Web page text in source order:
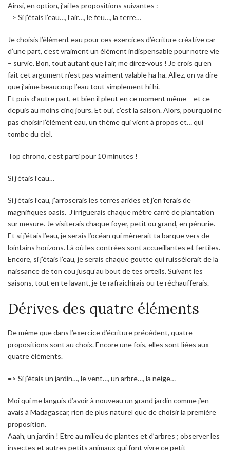
Ainsi, en option, j’ai les propositions suivantes :
=> Si j’étais l’eau…, l’air…, le feu…, la terre…
Je choisis l’élément eau pour ces exercices d’écriture créative car
d’une part, c’est vraiment un élément indispensable pour notre vie
– survie. Bon, tout autant que l’air, me direz-vous ! Je crois qu’en
fait cet argument n’est pas vraiment valable ha ha. Allez, on va dire
que j’aime beaucoup l’eau tout simplement hi hi.
Et puis d’autre part, et bien il pleut en ce moment même – et ce
depuis au moins cinq jours. Et oui, c’est la saison. Alors, pourquoi ne
pas choisir l’élément eau, un thème qui vient à propos et… qui
tombe du ciel.
Top chrono, c’est parti pour 10 minutes !
Si j’étais l’eau…
Si j’étais l’eau, j’arroserais les terres arides et j’en ferais de
magnifiques oasis. J’irriguerais chaque mètre carré de plantation
sur mesure. Je visiterais chaque foyer, petit ou grand, en pénurie.
Et si j’étais l’eau, je serais l’océan qui mènerait ta barque vers de
lointains horizons. Là où les contrées sont accueillantes et fertiles.
Encore, si j’étais l’eau, je serais chaque goutte qui ruissèlerait de la
naissance de ton cou jusqu’au bout de tes orteils. Suivant les
saisons, tout en te lavant, je te rafraichirais ou te réchaufferais.
Dérives des quatre éléments
De même que dans l’exercice d’écriture précédent, quatre
propositions sont au choix. Encore une fois, elles sont liées aux
quatre éléments.
=> Si j’étais un jardin…, le vent…, un arbre…, la neige…
Moi qui me languis d’avoir à nouveau un grand jardin comme j’en
avais à Madagascar, rien de plus naturel que de choisir la première
proposition.
Aaah, un jardin ! Etre au milieu de plantes et d’arbres ; observer les
insectes et autres petits animaux qui font vivre ce petit